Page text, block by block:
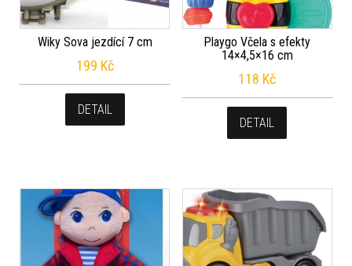
Wiky Sova jezdící 7 cm
199 Kč
DETAIL
Playgo Včela s efekty
14×4,5×16 cm
118 Kč
DETAIL